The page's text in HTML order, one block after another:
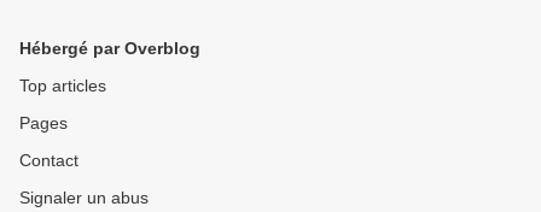
Hébergé par Overblog
Top articles
Pages
Contact
Signaler un abus